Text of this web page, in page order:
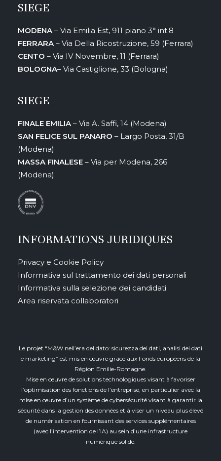
SIEGE
MODENA – Via Emilia Est, 911 piano 3° int.8
FERRARA – Via Della Ricostruzione, 59 (Ferrara)
CENTO – Via IV Novembre, 11 (Ferrara)
BOLOGNA– Via Castiglione, 33 (Bologna)
SIEGE
FINALE EMILIA – Via A. Saffi, 14 (Modena)
SAN FELICE SUL PANARO – Largo Posta, 31/B
(Modena)
MASSA FINALESE – Via per Modena, 266
(Modena)
INFORMATIONS JURIDIQUES
Privacy e Cookie Policy
Informativa sul trattamento dei dati personali
Informativa sulla selezione dei candidati
Area riservata collaboratori
Le projet “M&W nell’era del dato: sicurezza dei dati, analisi dei dati
e marketing” est mis en œuvre grâce aux Fonds européens de la
Région Emilie-Romagne.
Mise en œuvre de solutions technologiques visant à favoriser
l’optimisation des fonctions de l’entreprise, en particulier avec la
mise en œuvre d’un système de cybersécurité visant à garantir la
sécurité dans la gestion des données et à viser un niveau plus élevé
de numérisation en fournissant des services supplémentaires
(avec l’intervention de l’IA) au sein d’une infrastructure
numérique solide.